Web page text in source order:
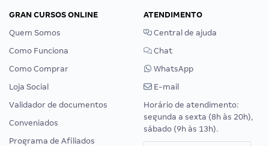
GRAN CURSOS ONLINE
Quem Somos
Como Funciona
Como Comprar
Loja Social
Validador de documentos
Conveniados
Programa de Afiliados
ATENDIMENTO
Central de ajuda
Chat
WhatsApp
E-mail
Horário de atendimento:
segunda a sexta (8h às 20h),
sábado (9h às 13h).